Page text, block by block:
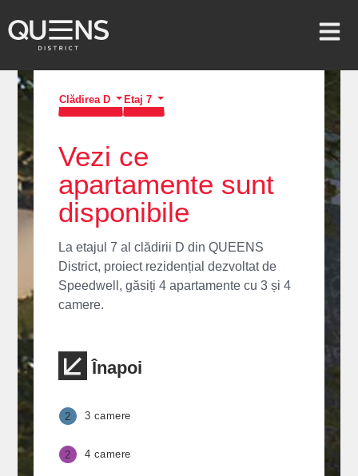
Clădirea D Etaj 7
Vezi ce
apartamente sunt
disponibile
La etajul 7 al clădirii D din QUEENS
District, proiect rezidențial dezvoltat de
Speedwell, găsiți 4 apartamente cu 3 și 4
camere.
Înapoi
2 3 camere
2 4 camere